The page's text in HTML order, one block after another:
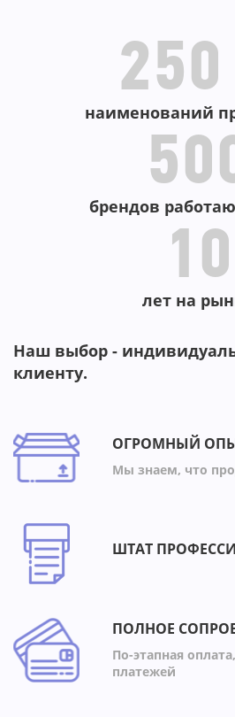
наименований
брендов
10
лет на
Наш выбор -
клиенту.
ОГРОМНЫЙ
Мы знаем, что
ШТАТ
ПОЛНОЕ
По-этапная
платежей